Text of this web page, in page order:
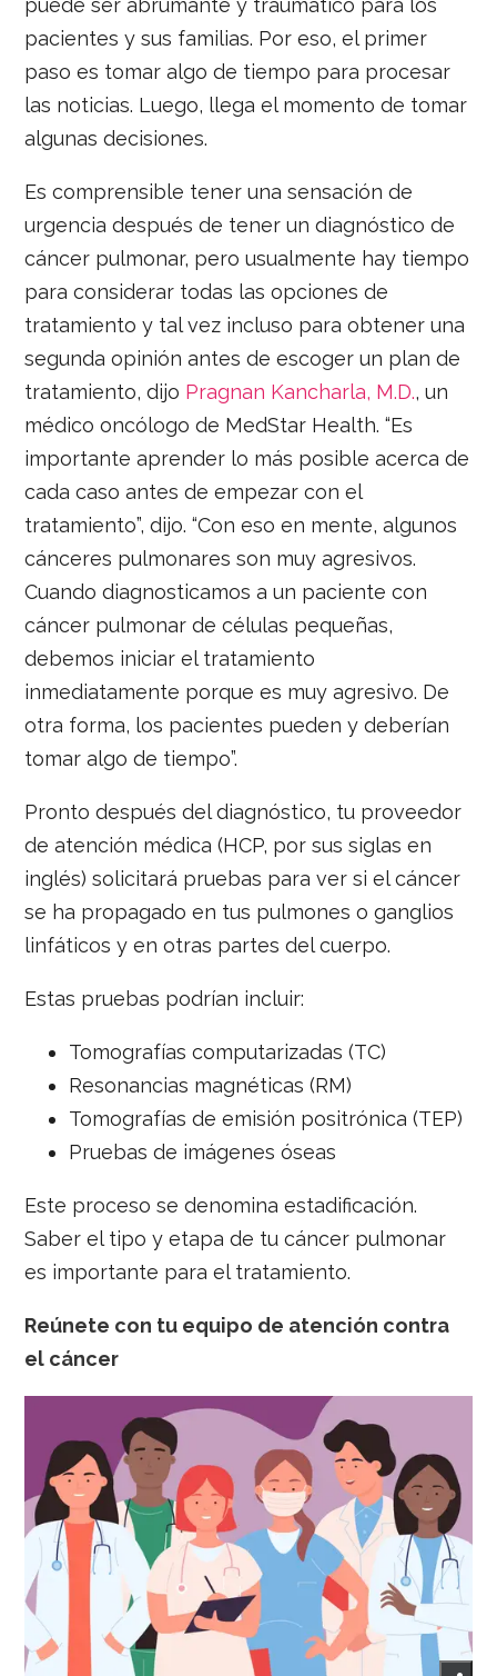
puede ser abrumante y traumático para los
pacientes y sus familias. Por eso, el primer
paso es tomar algo de tiempo para procesar
las noticias. Luego, llega el momento de tomar
algunas decisiones.
Es comprensible tener una sensación de
urgencia después de tener un diagnóstico de
cáncer pulmonar, pero usualmente hay tiempo
para considerar todas las opciones de
tratamiento y tal vez incluso para obtener una
segunda opinión antes de escoger un plan de
tratamiento, dijo Pragnan Kancharla, M.D., un
médico oncólogo de MedStar Health. “Es
importante aprender lo más posible acerca de
cada caso antes de empezar con el
tratamiento”, dijo. “Con eso en mente, algunos
cánceres pulmonares son muy agresivos.
Cuando diagnosticamos a un paciente con
cáncer pulmonar de células pequeñas,
debemos iniciar el tratamiento
inmediatamente porque es muy agresivo. De
otra forma, los pacientes pueden y deberían
tomar algo de tiempo”.
Pronto después del diagnóstico, tu proveedor
de atención médica (HCP, por sus siglas en
inglés) solicitará pruebas para ver si el cáncer
se ha propagado en tus pulmones o ganglios
linfáticos y en otras partes del cuerpo.
Estas pruebas podrían incluir:
Tomografías computarizadas (TC)
Resonancias magnéticas (RM)
Tomografías de emisión positrónica (TEP)
Pruebas de imágenes óseas
Este proceso se denomina estadificación.
Saber el tipo y etapa de tu cáncer pulmonar
es importante para el tratamiento.
Reúnete con tu equipo de atención contra
el cáncer